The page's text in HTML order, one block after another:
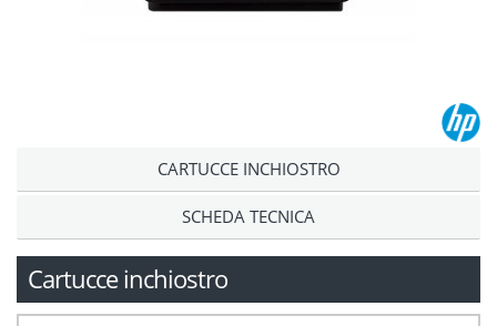
CARTUCCE INCHIOSTRO
SCHEDA TECNICA
Cartucce inchiostro